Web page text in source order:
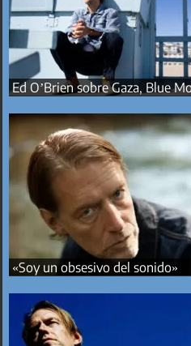
Ed O’Brien sobre Gaza, Blue
«Soy un obsesivo del sonido»